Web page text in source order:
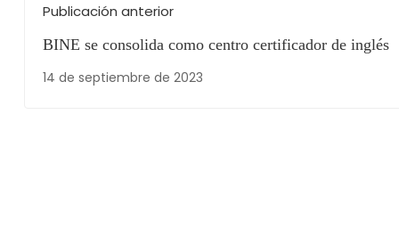
Publicación anterior
BINE se consolida como centro certificador de inglés
14 de septiembre de 2023